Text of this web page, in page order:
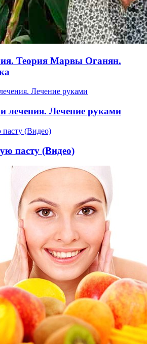
Теория Марвы Оганян.
лечения. Лечение руками
пасту (Видео)